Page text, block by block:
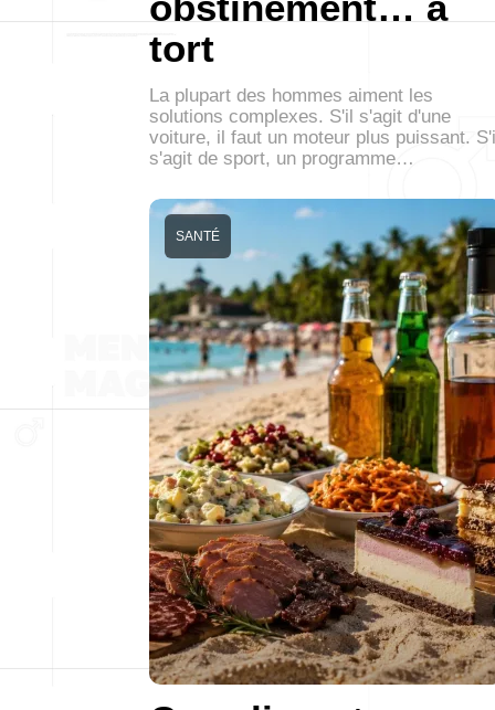
tort
La plupart des hommes aiment les
solutions complexes. S'il s'agit d'une
voiture, il faut un moteur plus puissant.
s'agit de sport, un programme…
SANTÉ